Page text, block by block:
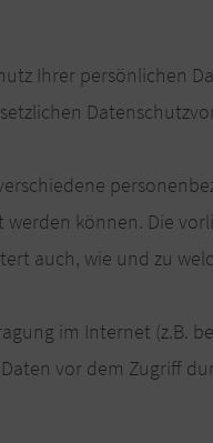
Ihrer persönlichen
können. Die
auch, wie und zu
im Internet (z.B.
vor dem Zugriff